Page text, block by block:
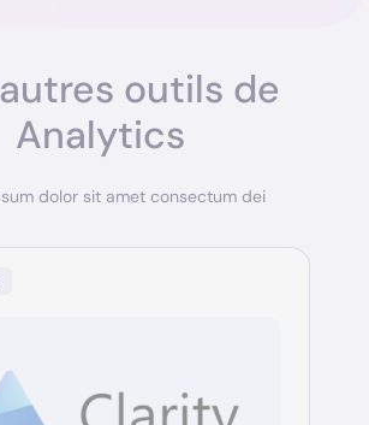
outils de
Analytics
dolor sit amet consectum dei